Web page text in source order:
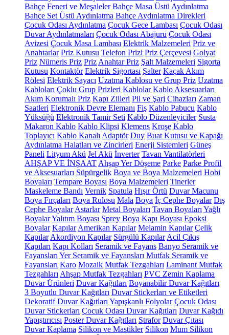
Bahçe Feneri ve Meşaleler Bahçe Masa Üstü Aydınlatma
Bahçe Set Üstü Aydınlatma Bahçe Aydınlatma Direkleri
Çocuk Odası Aydınlatma Çocuk Gece Lambası Çocuk Odası
Duvar Aydınlatmaları Çocuk Odası Abajuru Çocuk Odası
Avizesi Çocuk Masa Lambası Elektrik Malzemeleri Priz ve
Anahtarlar Priz Kutusu Telefon Prizi Priz Çerçevesi Golyat
Priz Nümeris Priz Priz Anahtar Priz Şalt Malzemeleri Sigorta
Kutusu Kontaktör Elektrik Sigortası Şalter Kaçak Akım
Rölesi Elektrik Sayacı Uzatma Kablosu ve Grup Priz Uzatma
Kabloları Çoklu Grup Prizleri Kablolar Kablo Aksesuarları
Akım Korumalı Priz Kapı Zilleri Pil ve Şarj Cihazları Zaman
Saatleri Elektronik Devre Elemanı Fiş Kablo Pabucu Kablo
Yüksüğü Elektronik Tamir Seti Kablo Düzenleyiciler Susta
Makaron Kablo Kablo Klipsi Klemens Kroşe Kablo
Toplayıcı Kablo Kanalı Adaptör Duy Buat Kutusu ve Kapağı
Aydınlatma Halatları ve Zincirleri Enerji Sistemleri Güneş
Paneli Lityum Akü Jel Akü İnverter Tavan Vantilatörleri
AHŞAP VE İNŞAAT Ahşap Yer Döşeme Parke Parke Profil
ve Aksesuarları Süpürgelik Boya ve Boya Malzemeleri Hobi
Boyaları Tempare Boyası Boya Malzemeleri Tinerler
Maskeleme Bandı Vernik Spatula Hışır Örtü Duvar Macunu
Boya Fırçaları Boya Rulosu Mala Boya İç Cephe Boyalar Dış
Cephe Boyalar Astarlar Metal Boyaları Tavan Boyaları Yağlı
BoyalarYalıtım Boyası Sprey Boya Kapı Boyası Epoksi
Boyalar Kapılar Amerikan Kapılar Melamin Kapılar Çelik
Kapılar Akordiyon Kapılar Sürgülü Kapılar Acil Çıkış
Kapıları Kapı Kolları Seramik ve Fayans Banyo Seramik ve
Fayansları Yer Seramik ve Fayansları Mutfak Seramik ve
Fayansları Karo Mozaik Mutfak Tezgahları Laminant Mutfak
Tezgahları Ahşap Mutfak Tezgahları PVC Zemin Kaplama
Duvar Ürünleri Duvar Kağıtları Boyanabilir Duvar Kağıtları
3 Boyutlu Duvar Kağıtları Duvar Stickerları ve Etiketleri
Dekoratif Duvar Kağıtları Yapışkanlı Folyolar Çocuk Odası
Duvar Stickerları Çocuk Odası Duvar Kağıtları Duvar Kağıdı
Yapıştırıcısı Poster Duvar Kağıtları Strafor Duvar Çıtası
Duvar Kaplama Silikon ve Mastikler Silikon Mum Silikon